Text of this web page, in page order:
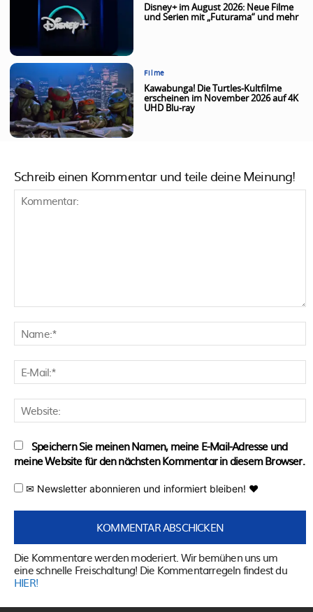
Disney+ im August 2026: Neue Filme
und Serien mit „Futurama“ und mehr
Filme
Kawabunga! Die Turtles-Kultfilme
erscheinen im November 2026 auf 4K
UHD Blu-ray
Schreib einen Kommentar und teile deine Meinung!
Speichern Sie meinen Namen, meine E-Mail-Adresse und
meine Website für den nächsten Kommentar in diesem Browser.
✉ Newsletter abonnieren und informiert bleiben! ♥
Die Kommentare werden moderiert. Wir bemühen uns um
eine schnelle Freischaltung! Die Kommentarregeln findest du
HIER!